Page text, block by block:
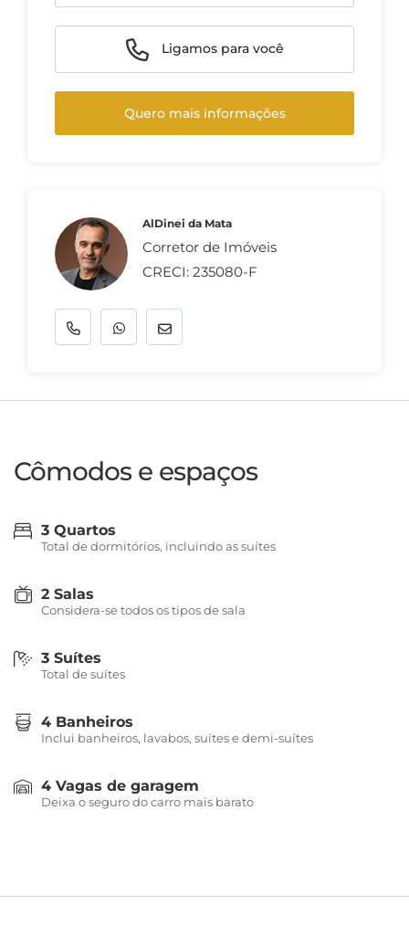
Ligamos para você
Quero mais informações
AlDinei da Mata
Corretor de Imóveis
CRECI: 235080-F
Cômodos e espaços
3 Quartos
Total de dormitórios, incluindo as suítes
2 Salas
Considera-se todos os tipos de sala
3 Suítes
Total de suítes
4 Banheiros
Inclui banheiros, lavabos, suítes e demi-suítes
4 Vagas de garagem
Deixa o seguro do carro mais barato